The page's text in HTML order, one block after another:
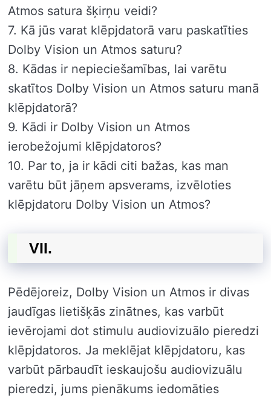
Atmos satura šķirņu veidi?
7. Kā jūs varat klēpjdatorā varu paskatīties
Dolby Vision un Atmos saturu?
8. Kādas ir nepieciešamības, lai varētu
skatītos Dolby Vision un Atmos saturu manā
klēpjdatorā?
9. Kādi ir Dolby Vision un Atmos
ierobežojumi klēpjdatoros?
10. Par to, ja ir kādi citi bažas, kas man
varētu būt jāņem apsverams, izvēloties
klēpjdatoru Dolby Vision un Atmos?
VII.
Pēdējoreiz, Dolby Vision un Atmos ir divas
jaudīgas lietišķās zinātnes, kas varbūt
ievērojami dot stimulu audiovizuālo pieredzi
klēpjdatoros. Ja meklējat klēpjdatoru, kas
varbūt pārbaudīt ieskaujošu audiovizuālu
pieredzi, jums pienākums iedomāties